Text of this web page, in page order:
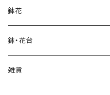
鉢花
鉢・花台
雑貨